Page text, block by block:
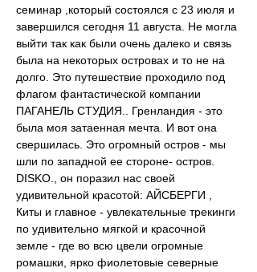
семинар ,который состоялся с 23 июля и
завершился сегодня 11 августа. Не могла
выйти так как были очень далеко и связь
была на некоторых островах и то не на
долго. Это путешествие проходило под
флагом фантастической компании
ПАГАНЕЛЬ СТУДИЯ.. Гренландия - это
была моя затаенная мечта. И вот она
свершилась. Это огромный остров - мы
шли по западной ее стороне- остров.
DISKO., он поразил нас своей
удивительной красотой: АЙСБЕРГИ ,
Киты и главное - увлекательные трекинги
по удивительно мягкой и красочной
земле - где во всю цвели огромные
ромашки, ярко фиолетовые северные